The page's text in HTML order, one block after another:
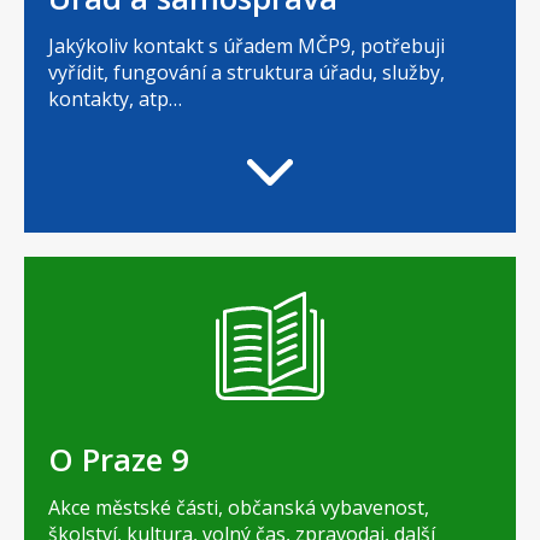
Jakýkoliv kontakt s úřadem MČP9, potřebuji
vyřídit, fungování a struktura úřadu, služby,
kontakty, atp…
O Praze 9
Akce městské části, občanská vybavenost,
školství, kultura, volný čas, zpravodaj, další